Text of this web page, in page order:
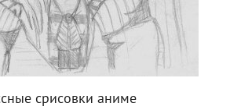
срисовки аниме